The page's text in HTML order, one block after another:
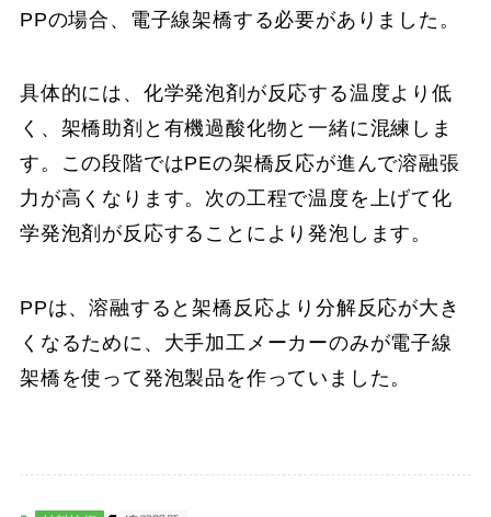
PPの場合、電子線架橋する必要がありました。
具体的には、化学発泡剤が反応する温度より低
く、架橋助剤と有機過酸化物と一緒に混練しま
す。この段階ではPEの架橋反応が進んで溶融張
力が高くなります。次の工程で温度を上げて化
学発泡剤が反応することにより発泡します。
PPは、溶融すると架橋反応より分解反応が大き
くなるために、大手加工メーカーのみが電子線
架橋を使って発泡製品を作っていました。